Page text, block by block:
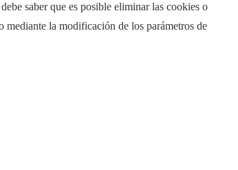
saber que es posible eliminar las cookies o
mediante la modificación de los parámetros de